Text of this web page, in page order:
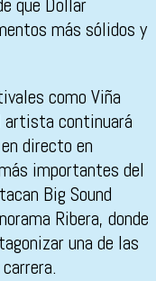
que Dollar
más sólidos y
como Viña
artista continuará
directo en
importantes del
Big Sound
Ribera, donde
una de las